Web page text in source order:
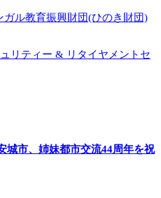
ル教育振興財団(ひのき財団)
リティー & リタイヤメントセ
城市、姉妹都市交流44周年を祝